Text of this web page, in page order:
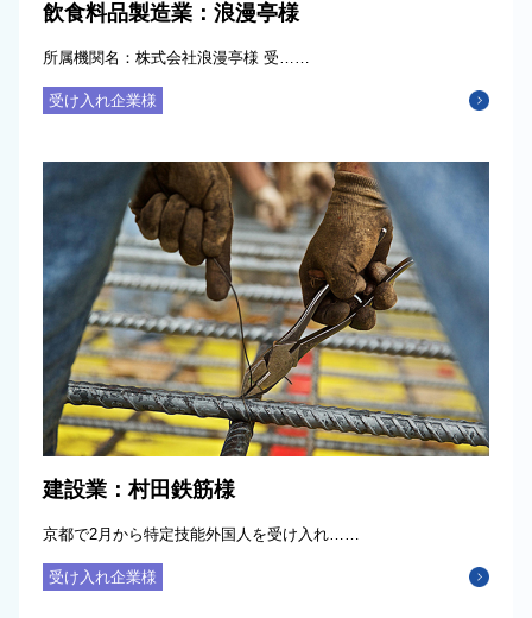
飲食料品製造業：浪漫亭様
所属機関名：株式会社浪漫亭様 受……
受け入れ企業様
建設業：村田鉄筋様
京都で2月から特定技能外国人を受け入れ……
受け入れ企業様